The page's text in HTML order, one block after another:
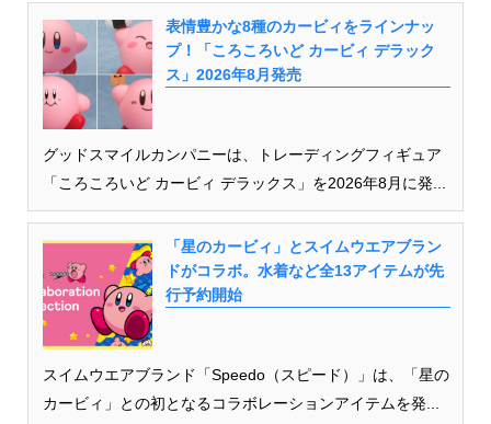
表情豊かな8種のカービィをラインナッ
プ！「ころころいど カービィ デラック
ス」2026年8月発売
グッドスマイルカンパニーは、トレーディングフィギュア
「ころころいど カービィ デラックス」を2026年8月に発...
「星のカービィ」とスイムウエアブラン
ドがコラボ。水着など全13アイテムが先
行予約開始
スイムウエアブランド「Speedo（スピード）」は、「星の
カービィ」との初となるコラボレーションアイテムを発...